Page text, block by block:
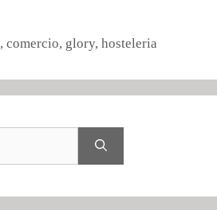
,comercio, glory,hosteleria